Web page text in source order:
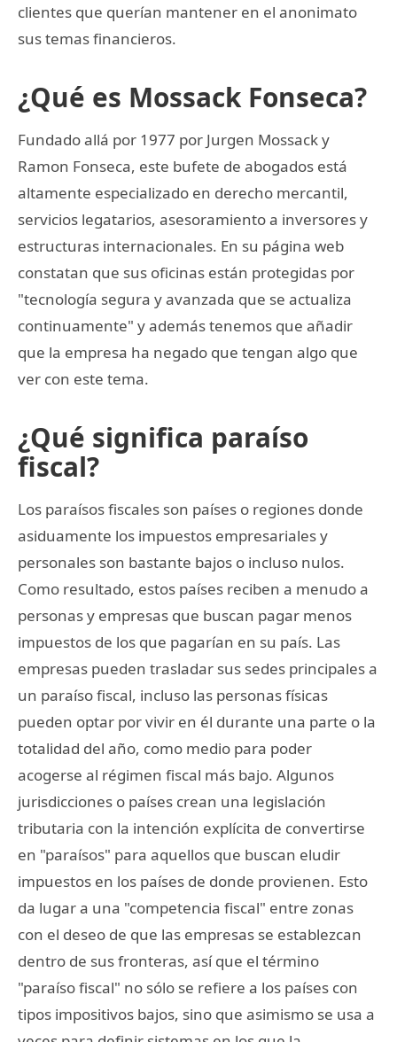
clientes que querían mantener en el anonimato
sus temas financieros.
¿Qué es Mossack Fonseca?
Fundado allá por 1977 por Jurgen Mossack y
Ramon Fonseca, este bufete de abogados está
altamente especializado en derecho mercantil,
servicios legatarios, asesoramiento a inversores y
estructuras internacionales. En su página web
constatan que sus oficinas están protegidas por
"tecnología segura y avanzada que se actualiza
continuamente" y además tenemos que añadir
que la empresa ha negado que tengan algo que
ver con este tema.
¿Qué significa paraíso
fiscal?
Los paraísos fiscales son países o regiones donde
asiduamente los impuestos empresariales y
personales son bastante bajos o incluso nulos.
Como resultado, estos países reciben a menudo a
personas y empresas que buscan pagar menos
impuestos de los que pagarían en su país. Las
empresas pueden trasladar sus sedes principales a
un paraíso fiscal, incluso las personas físicas
pueden optar por vivir en él durante una parte o la
totalidad del año, como medio para poder
acogerse al régimen fiscal más bajo. Algunos
jurisdicciones o países crean una legislación
tributaria con la intención explícita de convertirse
en "paraísos" para aquellos que buscan eludir
impuestos en los países de donde provienen. Esto
da lugar a una "competencia fiscal" entre zonas
con el deseo de que las empresas se establezcan
dentro de sus fronteras, así que el término
"paraíso fiscal" no sólo se refiere a los países con
tipos impositivos bajos, sino que asimismo se usa a